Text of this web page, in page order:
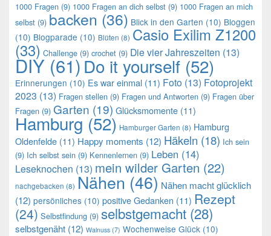
1000 Fragen (9) 1000 Fragen an dich selbst (9) 1000 Fragen an mich
selbst (9) backen (36) Blick in den Garten (10) Bloggen
(10) Blogparade (10) Blüten (8) Casio Exilim Z1200
(33) Challenge (9) crochet (9) Die vier Jahreszeiten (13)
DIY (61)Do it yourself (52)
Erinnerungen (10) Es war einmal (11) Foto (13) Fotoprojekt
2023 (13) Fragen stellen (9) Fragen und Antworten (9) Fragen über
Fragen (9) Garten (19) Glücksmomente (11)
Hamburg (52) Hamburger Garten (8) Hamburg
Oldenfelde (11) Happy moments (12) Häkeln (18) Ich sein
(9) Ich selbst sein (9) Kennenlernen (9) Leben (14)
Leseknochen (13) mein wilder Garten (22)
nachgebacken (8) Nähen (46) Nähen macht glücklich
(12) persönliches (10) positive Gedanken (11) Rezept
(24) Selbstfindung (9) selbstgemacht (28)
selbstgenäht (12) Walnuss (7) Wochenweise Glück (10)